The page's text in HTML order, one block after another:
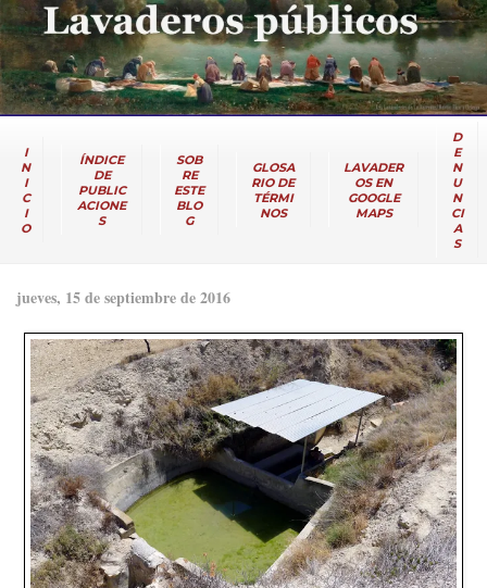
I
N
I
C
I
O
ÍNDICE
DE
PUBLIC
ACIONE
S
SOB
RE
ESTE
BLO
G
GLOSA
RIO DE
TÉRMI
NOS
LAVADER
OS EN
GOOGLE
MAPS
D
E
N
U
N
CI
A
S
jueves, 15 de septiembre de 2016